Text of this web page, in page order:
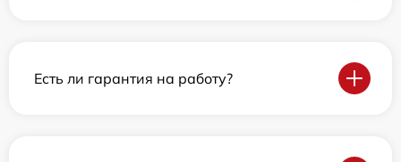
Есть ли гарантия на работу?